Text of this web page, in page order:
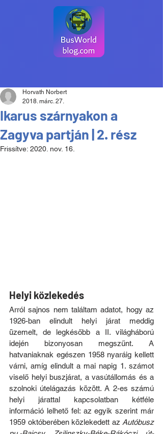
Ikarus szárnyakon a
Zagyva partján | 2. rész
Horvath Norbert
2018. márc. 27.
Frissítve: 2020. nov. 16.
Helyi közlekedés
Arról sajnos nem találtam adatot, hogy az
1926-ban elindult helyi járat meddig
üzemelt, de legkésőbb a II. világháború
idején bizonyosan megszűnt. A
hatvaniaknak egészen 1958 nyaráig kellett
várni, amíg elindult a mai napig 1. számot
viselő helyi buszjárat, a vasútállomás és a
szolnoki útelágazás között. A 2-es számú
helyi járattal kapcsolatban kétféle
információ lelhető fel: az egyik szerint már
1959 októberében közlekedett az Autóbusz